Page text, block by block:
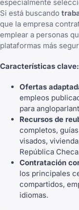
especialmente
Si está buscando
que la empresa
emplear a personas
plataformas más
Características clave:
Ofertas
empleos
para
Recursos de
completos,
visados,
República
Contratación
los principales
compartidos,
idiomas.